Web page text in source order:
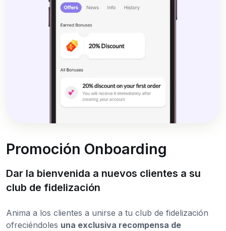
Promoción Onboarding
Dar la bienvenida a nuevos clientes a su
club de fidelización
Anima a los clientes a unirse a tu club de fidelización
ofreciéndoles una exclusiva recompensa de